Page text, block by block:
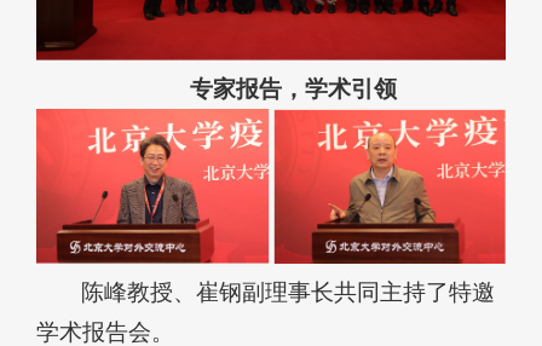
专家报告，学术引领
陈峰教授、崔钢副理事长共同主持了特邀
学术报告会。